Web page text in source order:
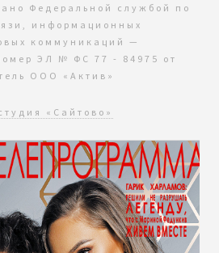
Федеральной службой по
информационных
коммуникаций —
ЭЛ № ФС 77 - 84975 от
ООО «Актив»
«Сайтово»